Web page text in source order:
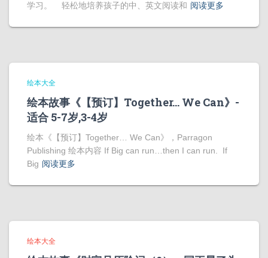
学习。 轻松地培养孩子的中、英文阅读和 阅读更多
绘本大全
绘本故事《【预订】Together… We Can》-
适合 5-7岁,3-4岁
绘本《【预订】Together… We Can》，Parragon
Publishing 绘本内容 If Big can run…then I can run. If
Big 阅读更多
绘本大全